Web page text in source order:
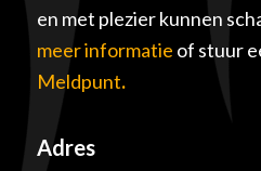
en met plezier kunnen
meer informatie of stuur
Meldpunt.
Adres